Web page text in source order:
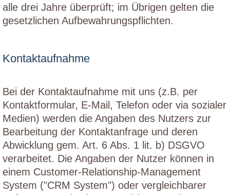
alle drei Jahre überprüft; im Übrigen gelten die
gesetzlichen Aufbewahrungspflichten.
Kontaktaufnahme
Bei der Kontaktaufnahme mit uns (z.B. per
Kontaktformular, E-Mail, Telefon oder via sozialer
Medien) werden die Angaben des Nutzers zur
Bearbeitung der Kontaktanfrage und deren
Abwicklung gem. Art. 6 Abs. 1 lit. b) DSGVO
verarbeitet. Die Angaben der Nutzer können in
einem Customer-Relationship-Management
System ("CRM System") oder vergleichbarer